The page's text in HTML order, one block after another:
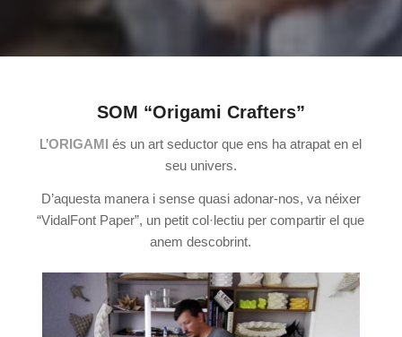
SOM “Origami Crafters”
L’ORIGAMI és un art seductor que ens ha atrapat en el
seu univers.
D’aquesta manera i sense quasi adonar-nos, va néixer
“VidalFont Paper”, un petit col·lectiu per compartir el que
anem descobrint.